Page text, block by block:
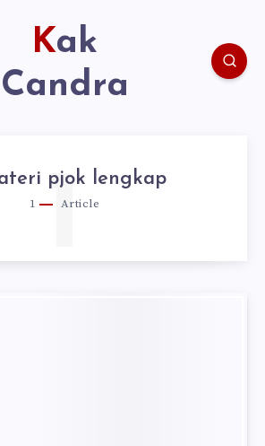
Kak
Candra
pjok lengkap
1 Article
1